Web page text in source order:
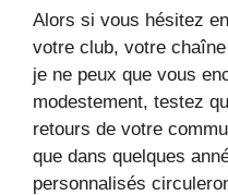
Alors si vous hésitez
votre club, votre
je ne peux que vous
modestement, testez
retours de votre
que dans quelques
personnalisés